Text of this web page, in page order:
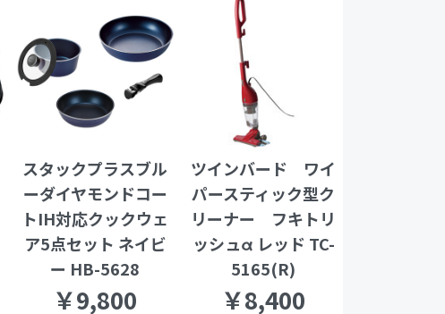
スタックプラスブル
ーダイヤモンドコー
トIH対応クックウェ
ア5点セット ネイビ
ー HB-5628
￥9,800
ツインバード ワイ
パースティック型ク
リーナー フキトリ
ッシュα レッド TC-
5165(R)
￥8,400